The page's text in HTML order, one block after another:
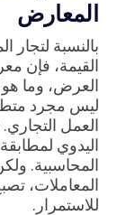
المعارض
بالنسبة لتجار
القيمة، فإن
العرض، وما
ليس مجرد
العمل
اليدوي
المحاسبية.
المعاملات،
للاستمرار.